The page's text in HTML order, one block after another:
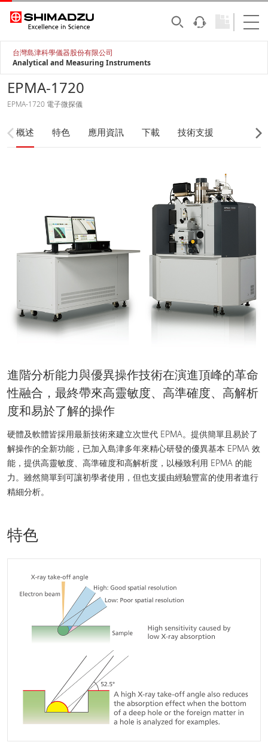
台灣島津科學儀器股份有限公司
Analytical and Measuring Instruments
EPMA-1720
EPMA-1720 電子微探儀
概述 特色 應用資訊 下載 技術支援
進階分析能力與優異操作技術在演進頂峰的革命
性融合，最終帶來高靈敏度、高準確度、高解析
度和易於了解的操作
硬體及軟體皆採用最新技術來建立次世代 EPMA。提供簡單且易於了
解操作的全新功能，已加入島津多年來精心研發的優異基本 EPMA 效
能，提供高靈敏度、高準確度和高解析度，以極致利用 EPMA 的能
力。雖然簡單到可讓初學者使用，但也支援由經驗豐富的使用者進行
精細分析。
特色